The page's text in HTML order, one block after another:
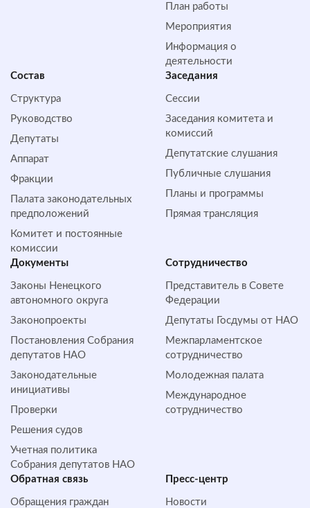
План работы
Мероприятия
Информация о
деятельности
Состав
Структура
Руководство
Депутаты
Аппарат
Фракции
Палата законодательных
предположений
Комитет и постоянные
комиссии
Заседания
Сессии
Заседания комитета и
комиссий
Депутатские слушания
Публичные слушания
Планы и программы
Прямая трансляция
Документы
Законы Ненецкого
автономного округа
Законопроекты
Постановления Собрания
депутатов НАО
Законодательные
инициативы
Проверки
Решения судов
Учетная политика
Собрания депутатов НАО
Сотрудничество
Представитель в Совете
Федерации
Депутаты Госдумы от НАО
Межпарламентское
сотрудничество
Молодежная палата
Международное
сотрудничество
Обратная cвязь
Обращения граждан
Пресс-центр
Новости